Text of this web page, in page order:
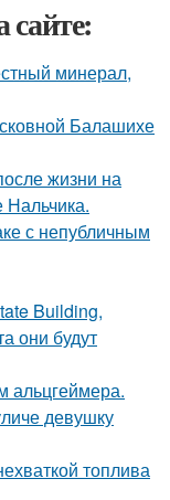
сайте:
минерал,
Балашихе
жизни на
с непубличным
Building,
они будут
альцгеймера.
девушку
топлива